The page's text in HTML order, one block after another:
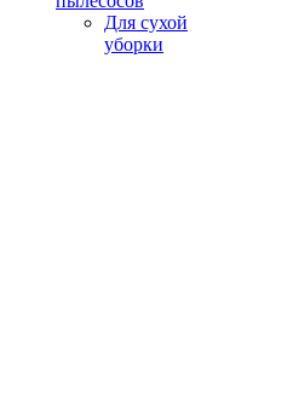
Для сухой
уборки